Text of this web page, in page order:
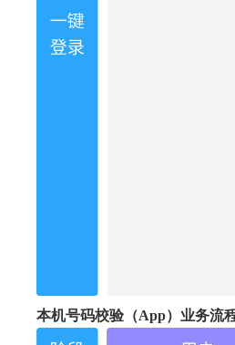
本机号码校验（App）业务流